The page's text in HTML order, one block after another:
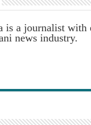
is a journalist with
news industry.